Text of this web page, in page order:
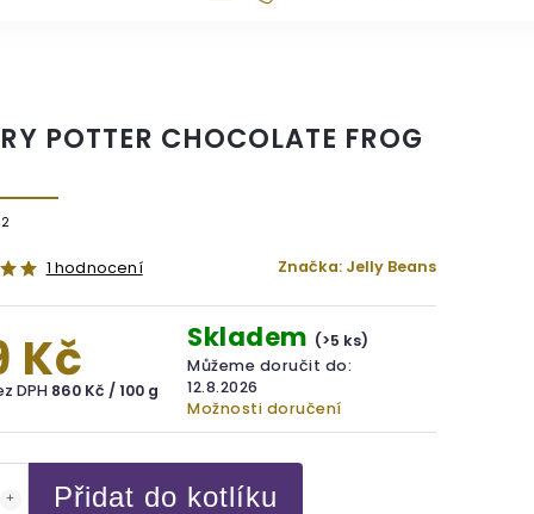
POTTER CHOCOLATE FROG
1 hodnocení Značka: Jelly Beans
Kč
DPH 860 Kč / 100 g
Skladem (>5 ks)
Můžeme doručit do:
12.8.2026
Možnosti doručení
Přidat do kotlíku